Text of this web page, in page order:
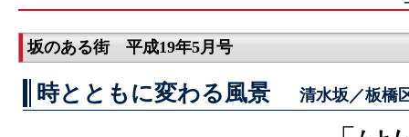
坂のある街 平成19年5月号
時とともに変わる風景 清水坂／板橋